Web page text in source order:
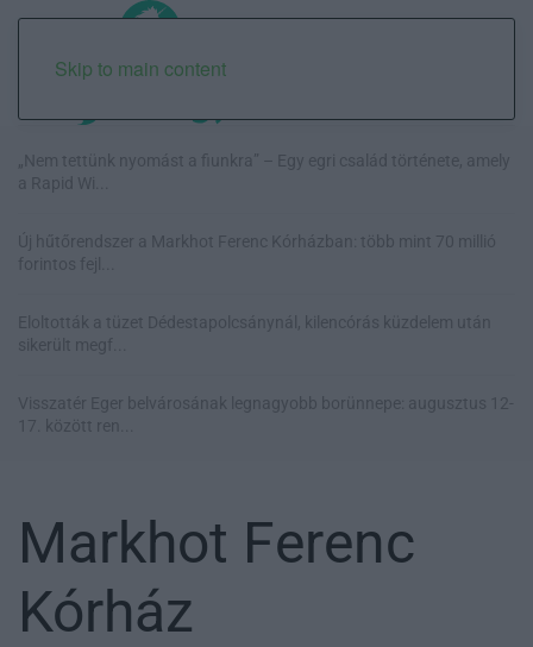
Skip to main content
„Nem tettünk nyomást a fiunkra” – Egy egri család története, amely
a Rapid Wi...
Új hűtőrendszer a Markhot Ferenc Kórházban: több mint 70 millió
forintos fejl...
Eloltották a tüzet Dédestapolcsánynál, kilencórás küzdelem után
sikerült megf...
Visszatér Eger belvárosának legnagyobb borünnepe: augusztus 12-
17. között ren...
Markhot Ferenc
Kórház